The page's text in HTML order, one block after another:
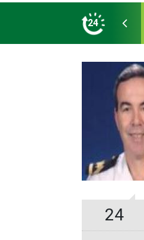
24
varan finansman desteği
24